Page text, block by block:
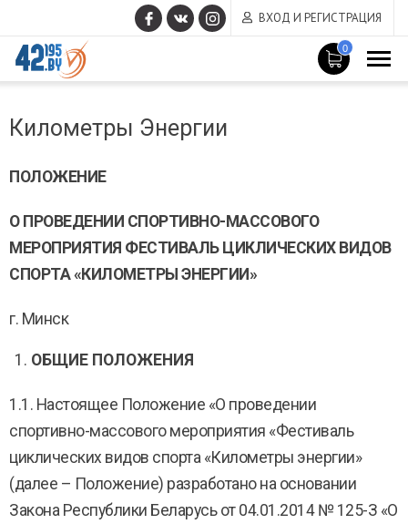
ВХОД И РЕГИСТРАЦИЯ
0
MAIN
CONTENT
14,
Километры Энергии
ПОЛОЖЕНИЕ
О ПРОВЕДЕНИИ СПОРТИВНО-МАССОВОГО
МЕРОПРИЯТИЯ ФЕСТИВАЛЬ ЦИКЛИЧЕСКИХ ВИДОВ
СПОРТА«КИЛОМЕТРЫ ЭНЕРГИИ»
г. Минск
ОБЩИЕ ПОЛОЖЕНИЯ
1.1. Настоящее Положение «О проведении
спортивно-массового мероприятия «Фестиваль
циклических видов спорта «Километры энергии»
(далее – Положение) разработано на основании
Закона Республики Беларусь от 04.01.2014 № 125-З «О